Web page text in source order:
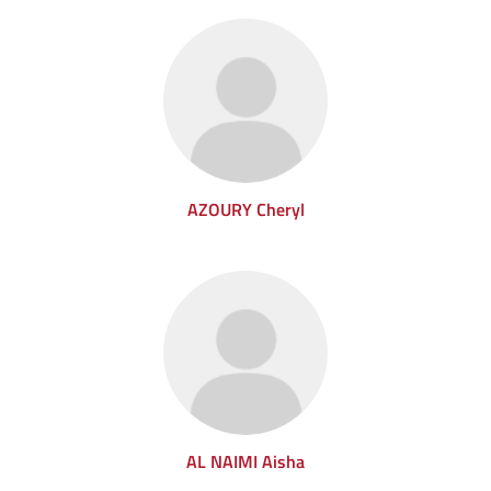
AZOURY Cheryl
AL NAIMI Aisha